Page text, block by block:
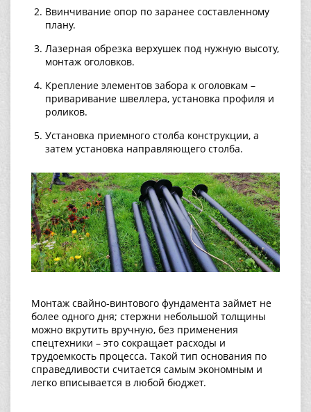
Ввинчивание опор по заранее составленному
плану.
Лазерная обрезка верхушек под нужную высоту,
монтаж оголовков.
Крепление элементов забора к оголовкам –
приваривание швеллера, установка профиля и
роликов.
Установка приемного столба конструкции, а
затем установка направляющего столба.
Монтаж свайно-винтового фундамента займет не
более одного дня; стержни небольшой толщины
можно вкрутить вручную, без применения
спецтехники – это сокращает расходы и
трудоемкость процесса. Такой тип основания по
справедливости считается самым экономным и
легко вписывается в любой бюджет.